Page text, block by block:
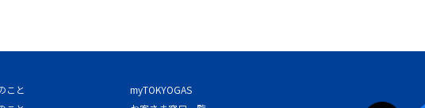
こと
myTOKYOGAS